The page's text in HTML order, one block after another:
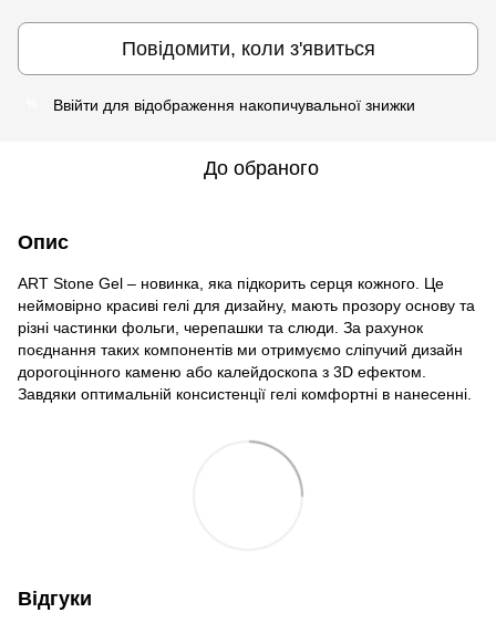
Повідомити, коли з'явиться
Ввійти для відображення накопичувальної знижки
До обраного
Опис
ART Stone Gel – новинка, яка підкорить серця кожного. Це
неймовірно красиві гелі для дизайну, мають прозору основу та
різні частинки фольги, черепашки та слюди. За рахунок
поєднання таких компонентів ми отримуємо сліпучий дизайн
дорогоцінного каменю або калейдоскопа з 3D ефектом.
Завдяки оптимальній консистенції гелі комфортні в нанесенні.
Відгуки